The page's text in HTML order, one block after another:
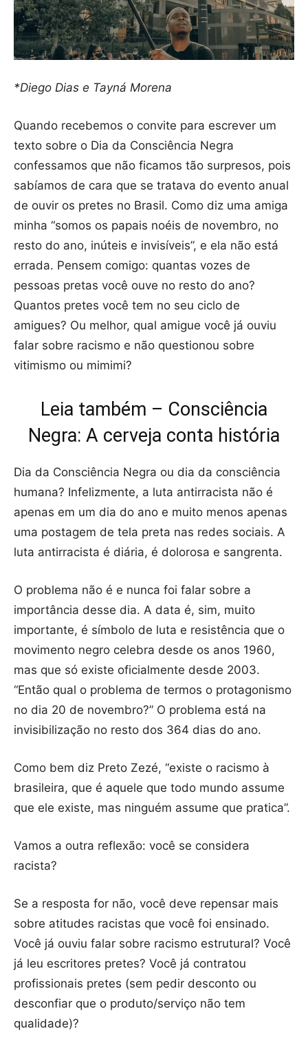
*Diego Dias e Tayná Morena
Quando recebemos o convite para escrever um
texto sobre o Dia da Consciência Negra
confessamos que não ficamos tão surpresos, pois
sabíamos de cara que se tratava do evento anual
de ouvir os pretes no Brasil. Como diz uma amiga
minha “somos os papais noéis de novembro, no
resto do ano, inúteis e invisíveis”, e ela não está
errada. Pensem comigo: quantas vozes de
pessoas pretas você ouve no resto do ano?
Quantos pretes você tem no seu ciclo de
amigues? Ou melhor, qual amigue você já ouviu
falar sobre racismo e não questionou sobre
vitimismo ou mimimi?
Leia também – Consciência
Negra: A cerveja conta história
Dia da Consciência Negra ou dia da consciência
humana? Infelizmente, a luta antirracista não é
apenas em um dia do ano e muito menos apenas
uma postagem de tela preta nas redes sociais. A
luta antirracista é diária, é dolorosa e sangrenta.
O problema não é e nunca foi falar sobre a
importância desse dia. A data é, sim, muito
importante, é símbolo de luta e resistência que o
movimento negro celebra desde os anos 1960,
mas que só existe oficialmente desde 2003.
“Então qual o problema de termos o protagonismo
no dia 20 de novembro?” O problema está na
invisibilização no resto dos 364 dias do ano.
Como bem diz Preto Zezé, “existe o racismo à
brasileira, que é aquele que todo mundo assume
que ele existe, mas ninguém assume que pratica”.
Vamos a outra reflexão: você se considera
racista?
Se a resposta for não, você deve repensar mais
sobre atitudes racistas que você foi ensinado.
Você já ouviu falar sobre racismo estrutural? Você
já leu escritores pretes? Você já contratou
profissionais pretes (sem pedir desconto ou
desconfiar que o produto/serviço não tem
qualidade)?